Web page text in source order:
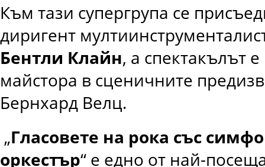
Към тази супергрупа се
диригент
Бентли Клайн, а спектакълът
майстора в сценичните
Бернхард Велц.
„Гласовете на рока със
оркестър“ е едно от най-